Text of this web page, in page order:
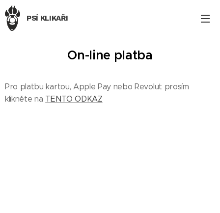
PSÍ KLIKAŘI
On-line platba
Pro platbu kartou, Apple Pay nebo Revolut prosím
klikněte na TENTO ODKAZ